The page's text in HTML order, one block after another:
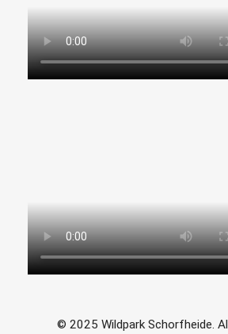
© 2025 Wildpark Schorfheide.